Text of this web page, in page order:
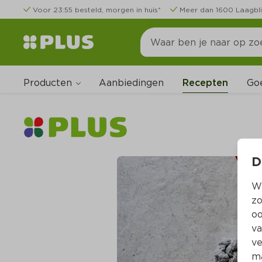
Voor 23:55 besteld, morgen in huis* Meer dan 1600
Producten Aanbiedingen Recepten